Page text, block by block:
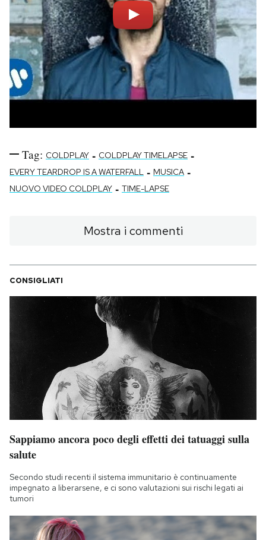
Tag: COLDPLAY - COLDPLAY TIMELAPSE -
EVERY TEARDROP IS A WATERFALL - MUSICA -
NUOVO VIDEO COLDPLAY - TIME-LAPSE
Mostra i commenti
CONSIGLIATI
Sappiamo ancora poco degli effetti dei tatuaggi sulla
salute
Secondo studi recenti il sistema immunitario è continuamente
impegnato a liberarsene, e ci sono valutazioni sui rischi legati ai
tumori